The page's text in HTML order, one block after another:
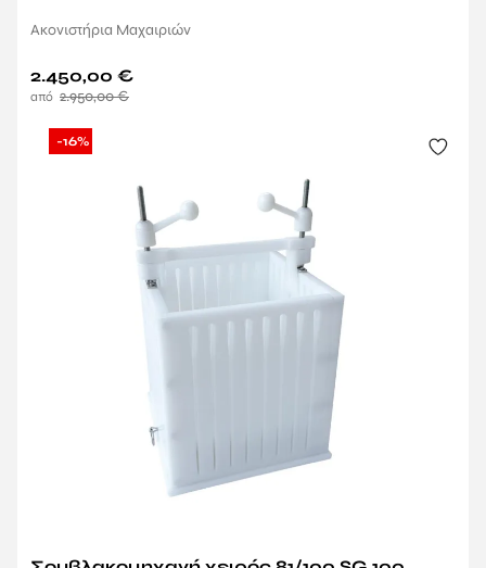
Ακονιστήρια Μαχαιριών
2.950,00€
2.450,00 €
-16%